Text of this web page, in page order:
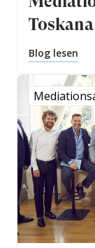
Toskana
Blog lesen